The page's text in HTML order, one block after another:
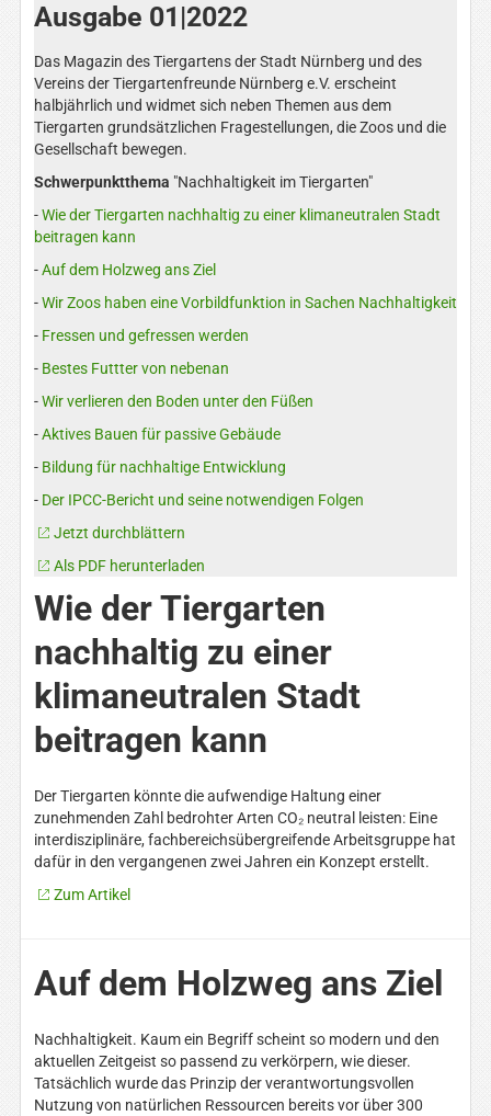
Ausgabe 01|2022
Das Magazin des Tiergartens der Stadt Nürnberg und des
Vereins der Tiergartenfreunde Nürnberg e.V. erscheint
halbjährlich und widmet sich neben Themen aus dem
Tiergarten grundsätzlichen Fragestellungen, die Zoos und die
Gesellschaft bewegen.
Schwerpunktthema "Nachhaltigkeit im Tiergarten"
-Wie der Tiergarten nachhaltig zu einer klimaneutralen Stadt
beitragen kann
-Auf dem Holzweg ans Ziel
-Wir Zoos haben eine Vorbildfunktion in Sachen Nachhaltigkeit
- Fressen und gefressen werden
- Bestes Futtter von nebenan
-Wir verlieren den Boden unter den Füßen
-Aktives Bauen für passive Gebäude
- Bildung für nachhaltige Entwicklung
- Der IPCC-Bericht und seine notwendigen Folgen
Jetzt durchblättern
Als PDF herunterladen
Wie der Tiergarten
nachhaltig zu einer
klimaneutralen Stadt
beitragen kann
Der Tiergarten könnte die aufwendige Haltung einer
zunehmenden Zahl bedrohter Arten CO₂ neutral leisten: Eine
interdisziplinäre, fachbereichsübergreifende Arbeitsgruppe hat
dafür in den vergangenen zwei Jahren ein Konzept erstellt.
Zum Artikel
Auf dem Holzweg ans Ziel
Nachhaltigkeit. Kaum ein Begriff scheint so modern und den
aktuellen Zeitgeist so passend zu verkörpern, wie dieser.
Tatsächlich wurde das Prinzip der verantwortungsvollen
Nutzung von natürlichen Ressourcen bereits vor über 300